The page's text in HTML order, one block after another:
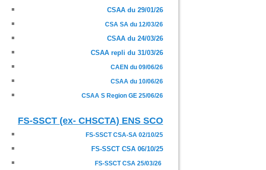
CSAA du 29/01/26
CSA SA du 12/03/26
CSAA du 24/03/26
CSAA repli du 31/03/26
CAEN du 09/06/26
CSAA du 10/06/26
CSAA S Region GE 25/06/26
FS-SSCT (ex- CHSCTA) ENS SCO
FS-SSCT CSA-SA 02/10/25
FS-SSCT CSA 06/10/25
FS-SSCT CSA 25/03/26